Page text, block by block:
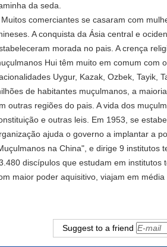
da seda.
comerciantes se casaram com
A conquista da Ásia central e
morada no pais. A crença
Hui têm muito em comum com
Uygur, Kazak, Ozbek, Tayik,
de habitantes muçulmanos, a
outras regiões do pais. A vida dos
e outras leis. Em 1953, se
ajuda o governo a implantar a
na China", e dirige 9 institutos
discípulos que estudam em institutos
maior poder aquisitivo, viajam em
Suggest to a friend